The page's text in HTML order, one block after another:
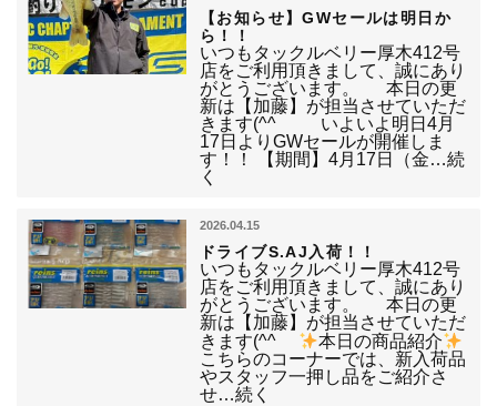
【お知らせ】GWセールは明日か
ら！！
いつもタックルベリー厚木412号
店をご利用頂きまして、誠にあり
がとうございます。 本日の更
新は【加藤】が担当させていただ
きます(^^ゞ いよいよ明日4月
17日よりGWセールが開催しま
す！！ 【期間】4月17日（金…続
く
2026.04.15
ドライブS.AJ入荷！！
いつもタックルベリー厚木412号
店をご利用頂きまして、誠にあり
がとうございます。 本日の更
新は【加藤】が担当させていただ
きます(^^ゞ
本日の商品紹介
こちらのコーナーでは、新入荷品
やスタッフ一押し品をご紹介さ
せ…続く